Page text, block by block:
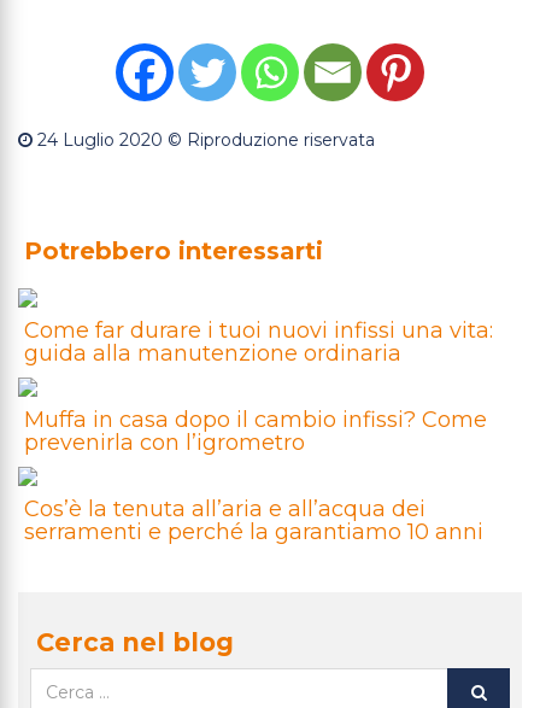
24 Luglio 2020 © Riproduzione riservata
Potrebbero interessarti
Come far durare i tuoi nuovi infissi una vita:
guida alla manutenzione ordinaria
Muffa in casa dopo il cambio infissi? Come
prevenirla con l’igrometro
Cos’è la tenuta all’aria e all’acqua dei
serramenti e perché la garantiamo 10 anni
Cerca nel blog